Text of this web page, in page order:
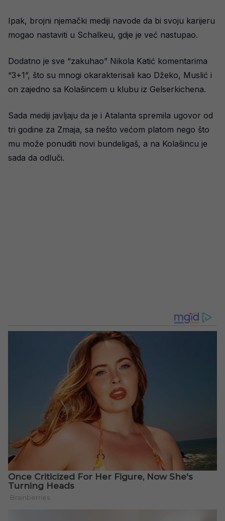
Ipak, brojni njemački mediji navode da bi svoju karijeru
mogao nastaviti u Schalkeu, gdje je već nastupao.
Dodatno je sve “zakuhao” Nikola Katić komentarima
“3+1”, što su mnogi okarakterisali kao Džeko, Muslić i
on zajedno sa Kolašincem u klubu iz Gelserkichena.
Sada mediji javljaju da je i Atalanta spremila ugovor od
tri godine za Zmaja, sa nešto većom platom nego što
mu može ponuditi novi bundeligaš, a na Kolašincu je
sada da odluči.